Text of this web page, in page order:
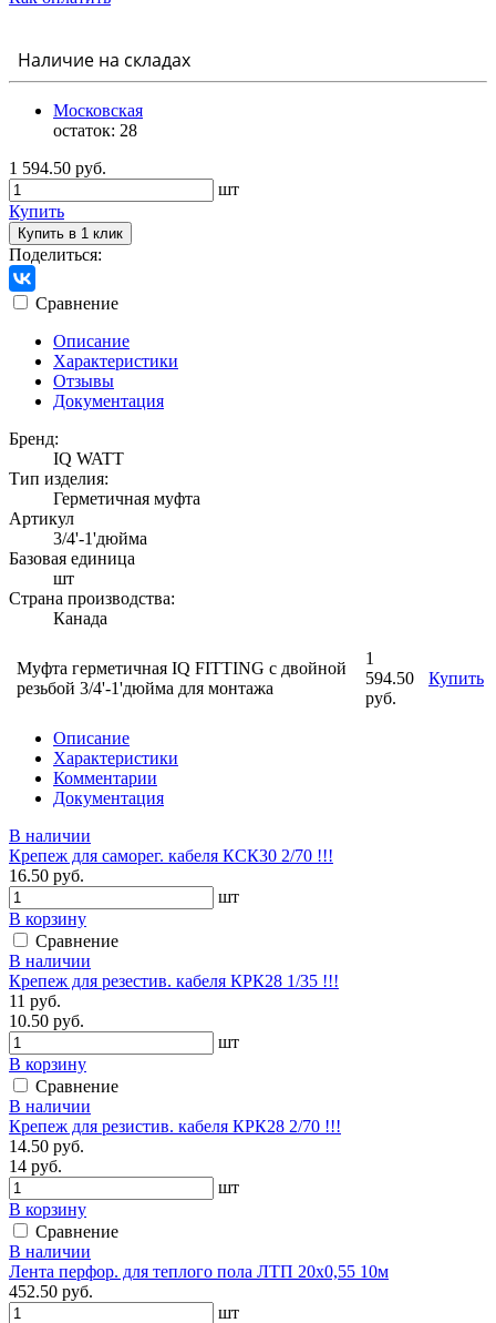
Наличие на складах
Московская
остаток: 28
1 594.50 руб.
шт
Купить
Купить в 1 клик
Поделиться:
Сравнение
Описание
Характеристики
Отзывы
Документация
Бренд:
IQ WATT
Тип изделия:
Герметичная муфта
Артикул
3/4'-1'дюйма
Базовая единица
шт
Страна производства:
Канада
Муфта герметичная IQ FITTING с двойной
резьбой 3/4'-1'дюйма для монтажа
1
594.50
руб.
Купить
Описание
Характеристики
Комментарии
Документация
В наличии
Крепеж для саморег. кабеля КСК30 2/70 !!!
16.50 руб.
шт
В корзину
Сравнение
В наличии
Крепеж для резестив. кабеля КРК28 1/35 !!!
11 руб.
10.50 руб.
шт
В корзину
Сравнение
В наличии
Крепеж для резистив. кабеля КРК28 2/70 !!!
14.50 руб.
14 руб.
шт
В корзину
Сравнение
В наличии
Лента перфор. для теплого пола ЛТП 20х0,55 10м
452.50 руб.
шт